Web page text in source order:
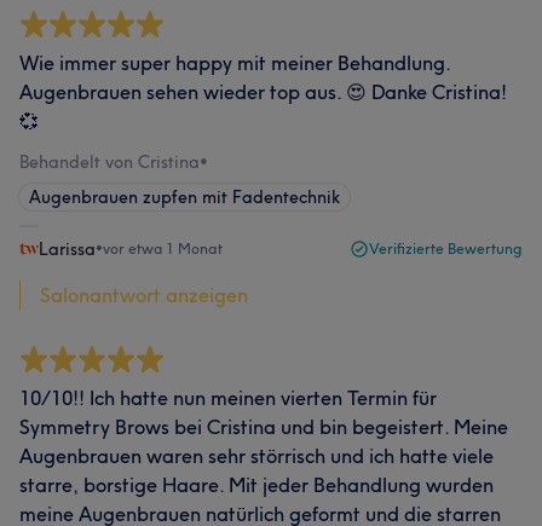
Wie immer super happy mit meiner Behandlung.
Augenbrauen sehen wieder top aus. 😍 Danke Cristina!
💞
Behandelt von Cristina•
Augenbrauen zupfen mit Fadentechnik
Larissa•vor etwa 1 Monat Verifizierte Bewertung
Salonantwort anzeigen
10/10!! Ich hatte nun meinen vierten Termin für
Symmetry Brows bei Cristina und bin begeistert. Meine
Augenbrauen waren sehr störrisch und ich hatte viele
starre, borstige Haare. Mit jeder Behandlung wurden
meine Augenbrauen natürlich geformt und die starren